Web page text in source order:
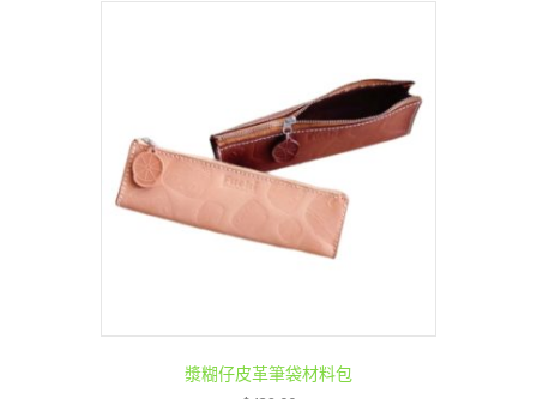
漿糊仔皮革筆袋材料包